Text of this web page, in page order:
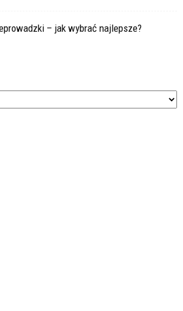
– jak wybrać najlepsze?